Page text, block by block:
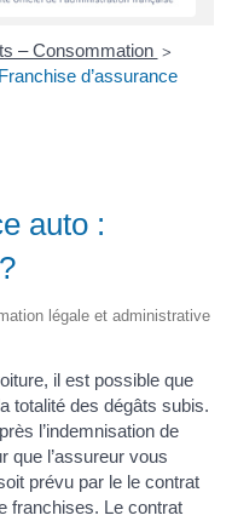
– Consommation >
Franchise d’assurance
auto :
légale et administrative
il est possible que
totalité des dégâts subis.
l’indemnisation de
que l’assureur vous
prévu par le le contrat
franchises. Le contrat